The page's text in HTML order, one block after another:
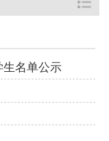
生名单公示